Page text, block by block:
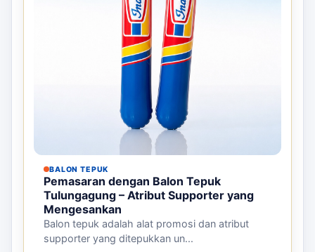
BALON TEPUK
Pemasaran dengan Balon Tepuk
Tulungagung – Atribut Supporter yang
Mengesankan
Balon tepuk adalah alat promosi dan atribut
supporter yang ditepukkan un...